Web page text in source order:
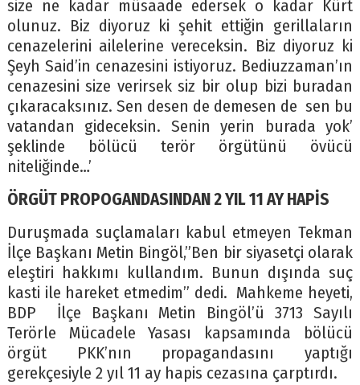
size ne kadar müsaade edersek o kadar Kürt
olunuz. Biz diyoruz ki şehit ettiğin gerillaların
cenazelerini ailelerine vereceksin. Biz diyoruz ki
Şeyh Said’in cenazesini istiyoruz. Bediuzzaman’ın
cenazesini size verirsek siz bir olup bizi buradan
çıkaracaksınız. Sen desen de demesen de sen bu
vatandan gideceksin. Senin yerin burada yok’
şeklinde bölücü terör örgütünü övücü
niteliğinde…’
ÖRGÜT PROPOGANDASINDAN 2 YIL 11 AY HAPİS
Duruşmada suçlamaları kabul etmeyen Tekman
İlçe Başkanı Metin Bingöl,”Ben bir siyasetçi olarak
eleştiri hakkımı kullandım. Bunun dışında suç
kasti ile hareket etmedim” dedi. Mahkeme heyeti,
BDP İlçe Başkanı Metin Bingöl’ü 3713 Sayılı
Terörle Mücadele Yasası kapsamında bölücü
örgüt PKK’nın propagandasını yaptığı
gerekçesiyle 2 yıl 11 ay hapis cezasına çarptırdı.